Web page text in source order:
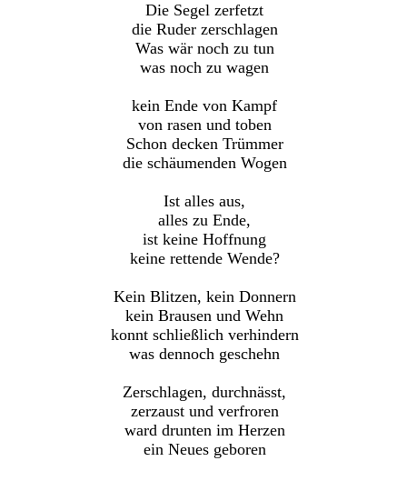
Die Segel zerfetzt
die Ruder zerschlagen
Was wär noch zu tun
was noch zu wagen
kein Ende von Kampf
von rasen und toben
Schon decken Trümmer
die schäumenden Wogen
Ist alles aus,
alles zu Ende,
ist keine Hoffnung
keine rettende Wende?
Kein Blitzen, kein Donnern
kein Brausen und Wehn
konnt schließlich verhindern
was dennoch geschehn
Zerschlagen, durchnässt,
zerzaust und verfroren
ward drunten im Herzen
ein Neues geboren